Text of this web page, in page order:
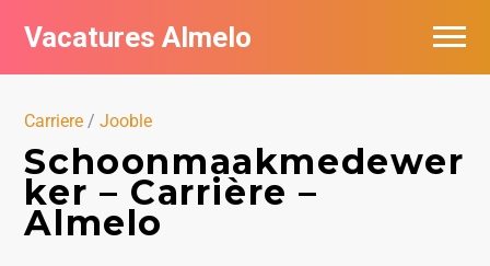
Vacatures Almelo
Carriere /Jooble
Schoonmaakmedewer
ker – Carrière –
Almelo
Vacatures per bedrijf
Nieuwsbrief feed